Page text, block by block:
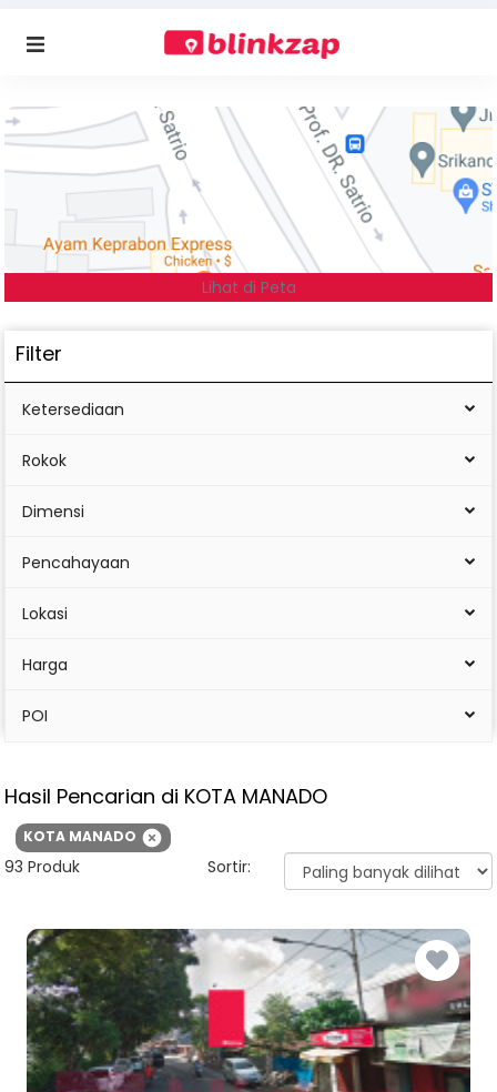
Lihat di Peta
Filter
Ketersediaan
Rokok
Dimensi
Pencahayaan
Lokasi
Harga
POI
Hasil Pencarian di KOTA MANADO
KOTA MANADO
Sortir:
93 Produk